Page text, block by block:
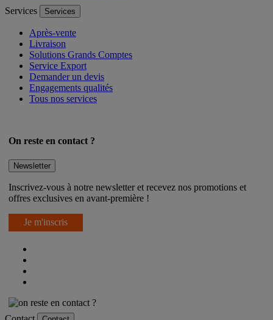
Services Services
Après-vente
Livraison
Solutions Grands Comptes
Service Export
Demander un devis
Engagements qualités
Tous nos services
On reste en contact ?
Newsletter
Inscrivez-vous à notre newsletter et recevez nos promotions et
offres exclusives en avant-première !
Je m'inscris